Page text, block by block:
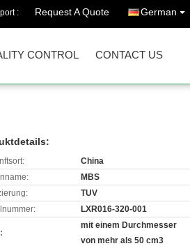
: Request A Quote German
CONTROL CONTACT US
China
MBS
TUV
LXR016-320-001
mit einem Durchmesser
von mehr als 50 cm3